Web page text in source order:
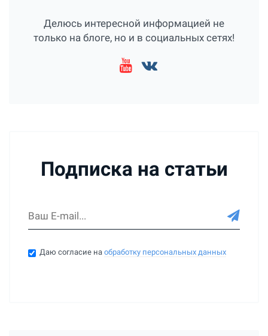
Делюсь интересной информацией не
только на блоге, но и в социальных сетях!
Подписка на статьи
Даю согласие наобработку персональных данных